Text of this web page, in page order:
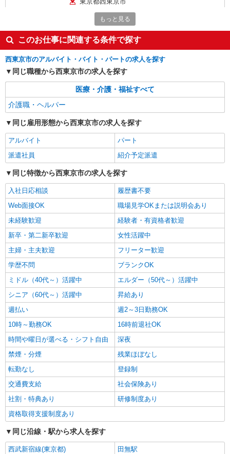
株式会社kotrio /●TC-H-1974827
田無駅★シフト柔軟で長く働きやすいシニア向
時給1600円〜2250円 ＜日払い有/週払い有/交
西東京市 来社不要/面接なし
派遣社員
株式会社トラストグロース 新宿本社 第3営業部
特別養護老人ホームでの夜専介護士
1夜勤：28800円〜29700円 ※経験による
東京都西東京市
キープ 詳細を見る
派遣社員
株式会社トラストグロース 新宿本社 第3営業部
グループホームでの介護士
時給：初任者研修1600円 実務者研修
1650円 介護福祉士1700円
東京都西東京市
キープ 詳細を見る
職業紹介
株式会社トラストグロース 新宿本社 第3営業部
デイサービスでの介護士
月給：200000円〜 ※資格や経験などによる
東京都西東京市
キープ
もっと見る
このお仕事に関連する条件で探す
西東京市のアルバイト・バイト・パートの求人を探す
同じ職種から西東京市の求人を探す
医療・介護・福祉すべて
介護職・ヘルパー
同じ雇用形態から西東京市の求人を探す
アルバイト
パート
派遣社員
紹介予定派遣
同じ特徴から西東京市の求人を探す
入社日応相談
履歴書不要
Web面接OK
職場見学OKまたは説明会あり
未経験歓迎
経験者・有資格者歓迎
新卒・第二新卒歓迎
女性活躍中
主婦・主夫歓迎
フリーター歓迎
学歴不問
ブランクOK
ミドル（40代～）活躍中
エルダー（50代～）活躍中
シニア（60代～）活躍中
昇給あり
週払い
週2～3日勤務OK
10時～勤務OK
16時前退社OK
時間や曜日が選べる・シフト自由
深夜
禁煙・分煙
残業ほぼなし
転勤なし
登録制
交通費支給
社会保険あり
社割・特典あり
研修制度あり
資格取得支援制度あり
同じ沿線・駅から求人を探す
西武新宿線(東京都) 田無駅